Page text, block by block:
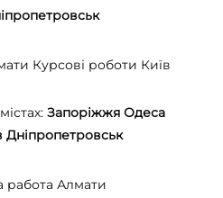
Курсові роботи Київ
Запоріжжя Одеса
Дніпропетровськ
Алмати